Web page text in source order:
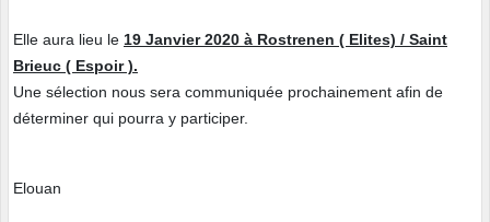
Elle aura lieu le 19 Janvier 2020 à Rostrenen ( Elites) / Saint
Brieuc ( Espoir ).
Une sélection nous sera communiquée prochainement afin de
déterminer qui pourra y participer.
Elouan